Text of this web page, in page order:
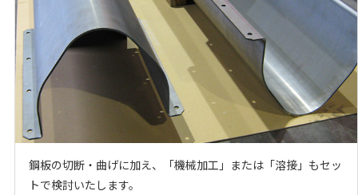
鋼板の切断・曲げに加え、「機械加工」または「溶接」もセッ
トで検討いたします。